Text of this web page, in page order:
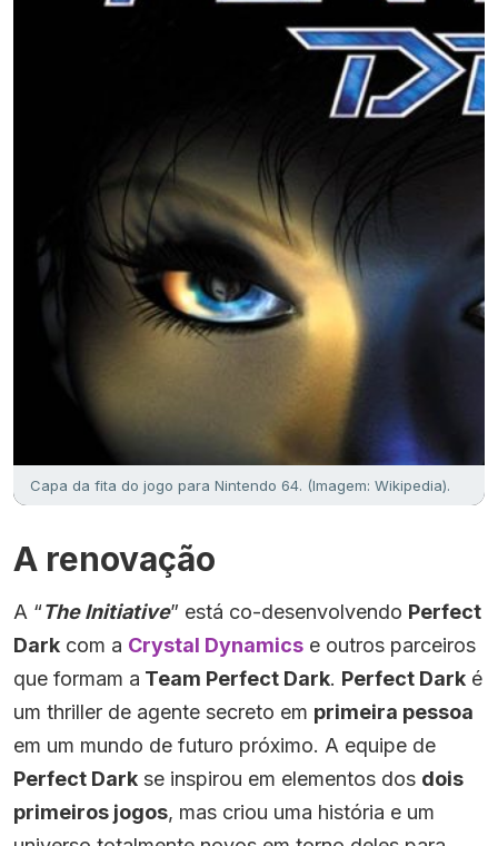
Capa da fita do jogo para Nintendo 64. (Imagem: Wikipedia).
A renovação
A “The Initiative” está co-desenvolvendo Perfect
Dark com a Crystal Dynamics e outros parceiros
que formam a Team Perfect Dark. Perfect Dark é
um thriller de agente secreto em primeira pessoa
em um mundo de futuro próximo. A equipe de
Perfect Dark se inspirou em elementos dos dois
primeiros jogos, mas criou uma história e um